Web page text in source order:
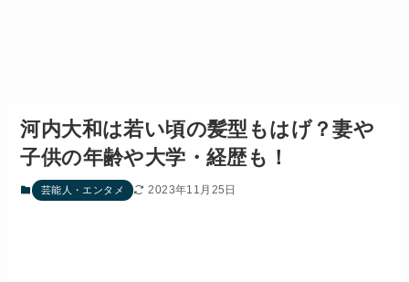
河内大和は若い頃の髪型もはげ？妻や
子供の年齢や大学・経歴も！
芸能人・エンタメ 2023年11月25日